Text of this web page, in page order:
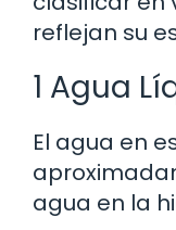
reflejan su
1 Agua
El agua en
agua en la